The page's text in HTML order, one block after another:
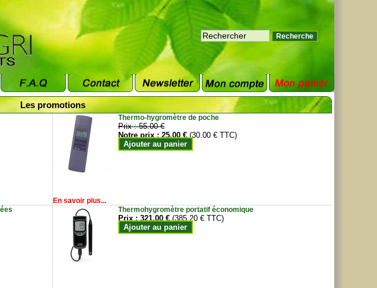
Les promotions
Thermo-hygromètre de poche
Prix :55.00 €
Notre prix :25.00 € (30.00 € TTC)
Ajouter au panier
En savoir plus...
Thermohygromètre portatif économique
Prix :321.00 € (385.20 € TTC)
Ajouter au panier